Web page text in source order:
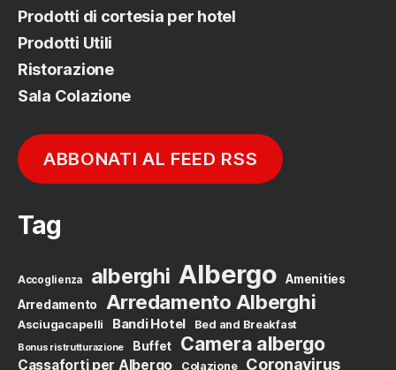
Prodotti di cortesia per hotel
Prodotti Utili
Ristorazione
Sala Colazione
ABBONATI AL FEED RSS
Tag
Accoglienza alberghi Albergo
Amenities
Arredamento
Arredamento Alberghi
Asciugacapelli Bandi Hotel Bed and Breakfast
Bonus ristrutturazione Buffet Camera albergo
Cassaforti per Albergo Colazione Coronavirus